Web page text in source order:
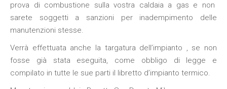
prova di combustione sulla vostra caldaia a gas e non
sarete soggetti a sanzioni per inadempimento delle
manutenzioni stesse.
Verrà effettuata anche la targatura dell’impianto , se non
fosse già stata eseguita, come obbligo di legge e
compilato in tutte le sue parti il libretto d’impianto termico.